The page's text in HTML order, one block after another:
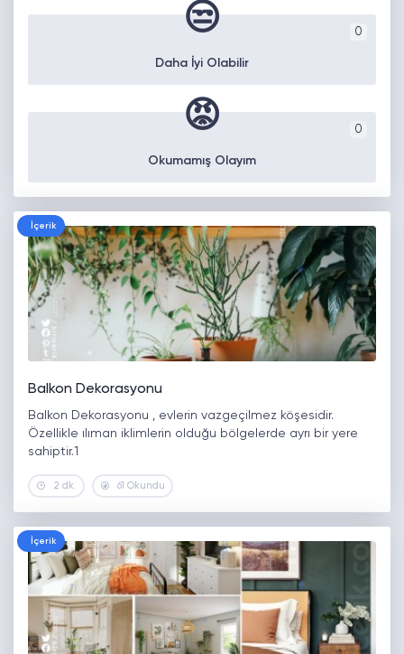
0
😒
Daha İyi Olabilir
0
😡
Okumamış Olayım
İçerik
Balkon Dekorasyonu
Balkon Dekorasyonu , evlerin vazgeçilmez köşesidir.
Özellikle ılıman iklimlerin olduğu bölgelerde ayrı bir yere
sahiptir.1
2 dk. 61 Okundu
İçerik